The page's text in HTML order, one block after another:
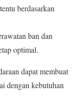
berdasarkan
ban dan
optimal.
dapat membuat
dengan kebutuhan